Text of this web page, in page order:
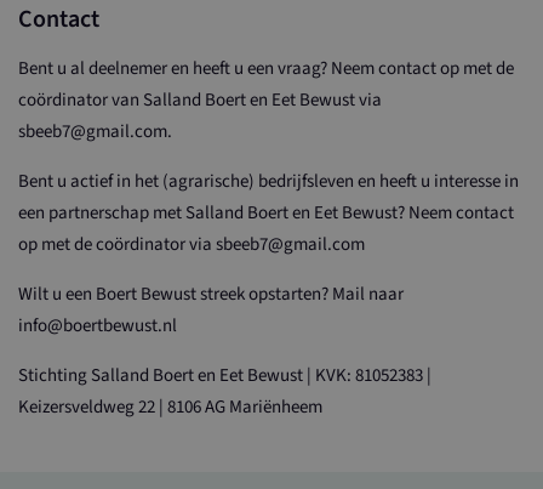
Contact
Bent u al deelnemer en heeft u een vraag? Neem contact op met de
coördinator van Salland Boert en Eet Bewust via
sbeeb7@gmail.com.
Bent u actief in het (agrarische) bedrijfsleven en heeft u interesse in
een partnerschap met Salland Boert en Eet Bewust? Neem contact
op met de coördinator via sbeeb7@gmail.com
Wilt u een Boert Bewust streek opstarten? Mail naar
info@boertbewust.nl
Stichting Salland Boert en Eet Bewust | KVK: 81052383 |
Keizersveldweg 22 | 8106 AG Mariënheem